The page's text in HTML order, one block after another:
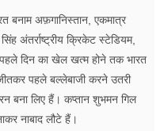
अफ़गानिस्तान, एकमात्र
अंतर्राष्ट्रीय क्रिकेट स्टेडियम,
दिन का खेल खत्म होने तक भारत
पहले बल्लेबाजी करने उतरी
बना लिए हैं। कप्तान शुभमन गिल
नाबाद लौटे हैं।